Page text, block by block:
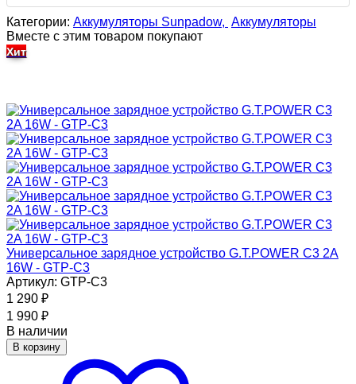
Категории: Аккумуляторы Sunpadow, Аккумуляторы
Вместе с этим товаром покупают
Хит
Универсальное зарядное устройство G.T.POWER C3 2A
16W - GTP-C3
Артикул: GTP-C3
1 290 ₽
1 990 ₽
В наличии
В корзину